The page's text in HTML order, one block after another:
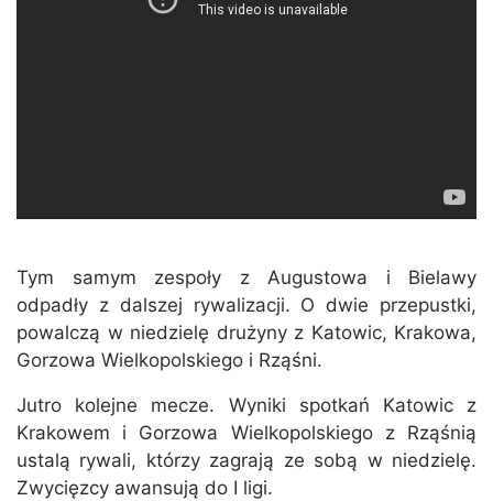
Tym samym zespoły z Augustowa i Bielawy
odpadły z dalszej rywalizacji. O dwie przepustki,
powalczą w niedzielę drużyny z Katowic, Krakowa,
Gorzowa Wielkopolskiego i Rząśni.
Jutro kolejne mecze. Wyniki spotkań Katowic z
Krakowem i Gorzowa Wielkopolskiego z Rząśnią
ustalą rywali, którzy zagrają ze sobą w niedzielę.
Zwycięzcy awansują do I ligi.